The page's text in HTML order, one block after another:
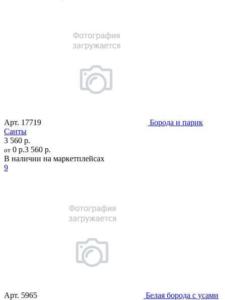
Арт. 17719
Борода и парик
Санты
3 560 р.
от 0 р.3 560 р.
В наличии на маркетплейсах
9
Арт. 5965 Белая борода с усами